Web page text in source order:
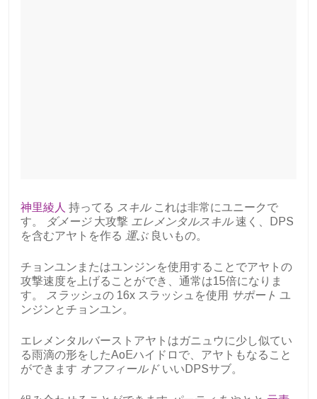
神里綾人 持ってる スキル これは非常にユニークで
す。
ダメージ 大攻撃 エレメンタルスキル速く、DPS
を含むアヤトを作る 運ぶ 良いもの。
チョンユンまたはユンジンを使用することでアヤトの
攻撃速度を上げることができ、通常は15倍になりま
す。
スラッシュの 16x スラッシュを使用 サポート ユ
ンジンとチョンユン。
エレメンタルバーストアヤトはガニュウに少し似てい
る雨滴の形をしたAoEハイドロで、アヤトもなること
ができます オフフィールド いいDPSサブ。